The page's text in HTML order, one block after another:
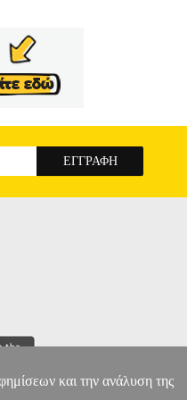
και την ανάλυση της